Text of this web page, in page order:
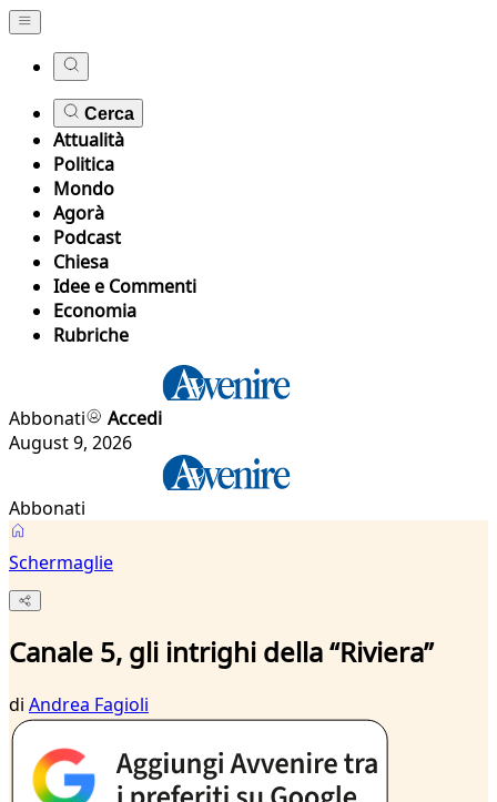
Cerca
Attualità
Politica
Mondo
Agorà
Podcast
Chiesa
Idee e Commenti
Economia
Rubriche
Abbonati
Accedi
August 9, 2026
Abbonati
Schermaglie
Canale 5, gli intrighi della “Riviera”
di Andrea Fagioli